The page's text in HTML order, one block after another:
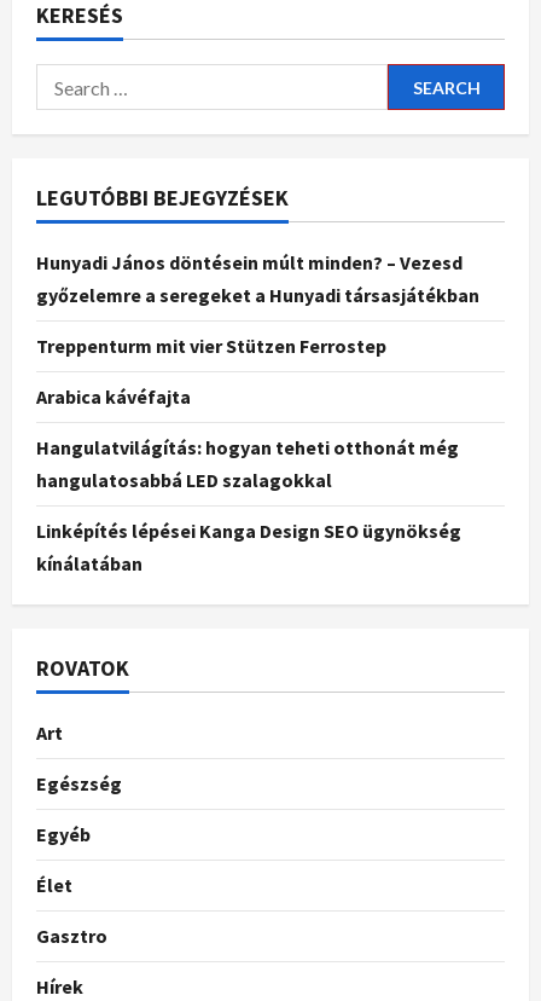
KERESÉS
LEGUTÓBBI BEJEGYZÉSEK
Hunyadi János döntésein múlt minden? – Vezesd
győzelemre a seregeket a Hunyadi társasjátékban
Treppenturm mit vier Stützen Ferrostep
Arabica kávéfajta
Hangulatvilágítás: hogyan teheti otthonát még
hangulatosabbá LED szalagokkal
Linképítés lépései Kanga Design SEO ügynökség
kínálatában
ROVATOK
Art
Egészség
Egyéb
Élet
Gasztro
Hírek